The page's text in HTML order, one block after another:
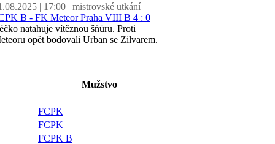
| 17:00 | mistrovské utkání
B - FK Meteor Praha VIII B 4 : 0
natahuje vítěznou šňůru. Proti
opět bodovali Urban se Zilvarem.
Mužstvo
FCPK
FCPK
FCPK B